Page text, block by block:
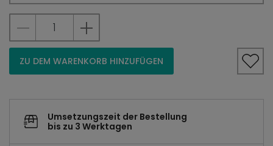
ZU DEM WARENKORB HINZUFÜGEN
Umsetzungszeit der Bestellung
bis zu 3 Werktagen